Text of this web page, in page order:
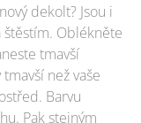
dekolt? Jsou i
štěstím. Oblékněte
tmavší
než vaše
Barvu
Pak stejným